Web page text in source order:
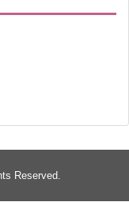
Reserved.